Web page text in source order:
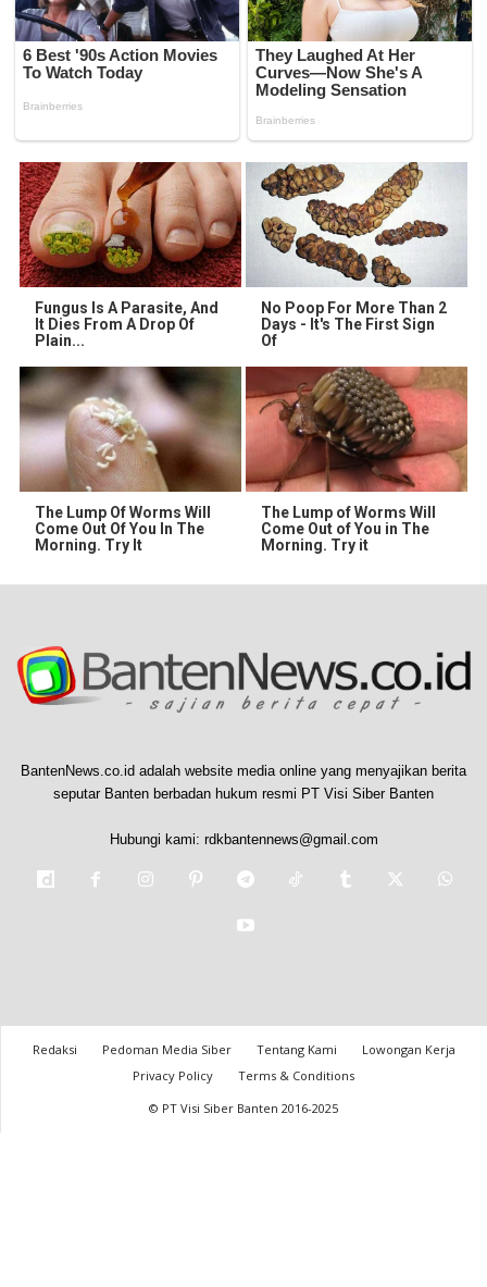
Fungus Is A Parasite, And
It Dies From A Drop Of
Plain...
No Poop For More Than 2
Days - It's The First Sign
Of
The Lump Of Worms Will
Come Out Of You In The
Morning. Try It
The Lump of Worms Will
Come Out of You in The
Morning. Try it
BantenNews.co.id adalah website media online yang menyajikan berita
seputar Banten berbadan hukum resmi PT Visi Siber Banten
Hubungi kami: rdkbantennews@gmail.com
Redaksi Pedoman Media Siber Tentang Kami
Lowongan Kerja
Privacy Policy
Terms & Conditions
© PT Visi Siber Banten 2016-2025